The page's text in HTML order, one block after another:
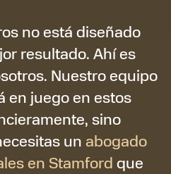
no está diseñado
resultado. Ahí es
Nuestro equipo
en juego en estos
sino
un abogado
en Stamford que